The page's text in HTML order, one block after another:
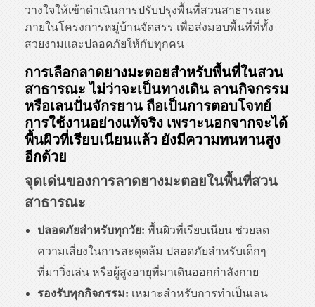
วางใจให้เข้าดำเนินการปรับปรุงพื้นที่สวนสาธารณะ
ภายในโครงการหมู่บ้านจัดสรร เพื่อส่งมอบพื้นที่ที่ทั้ง
สวยงามและปลอดภัยให้กับทุกคน
การเลือกลาดยางมะตอยสำหรับพื้นที่ในสวน
สาธารณะ ไม่ว่าจะเป็นทางเดิน ลานกิจกรรม
หรือเลนปั่นจักรยาน ถือเป็นการตอบโจทย์
การใช้งานอย่างแท้จริง เพราะนอกจากจะได้
พื้นผิวที่เรียบเนียนแล้ว ยังมีความทนทานสูง
อีกด้วย
จุดเด่นของการลาดยางมะตอยในพื้นที่สวน
สาธารณะ
ปลอดภัยสำหรับทุกวัย: พื้นผิวที่เรียบเนียน ช่วยลด
ความเสี่ยงในการสะดุดล้ม ปลอดภัยสำหรับเด็กๆ
ที่มาวิ่งเล่น หรือผู้สูงอายุที่มาเดินออกกำลังกาย
รองรับทุกกิจกรรม: เหมาะสำหรับการทำเป็นเลน